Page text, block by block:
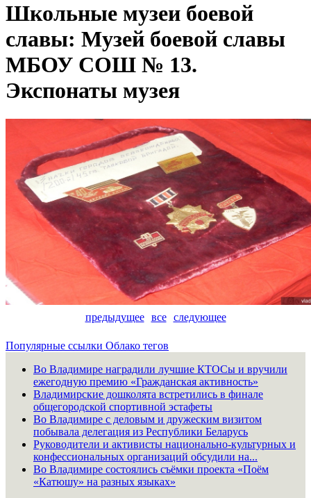
Школьные музеи боевой
славы: Музей боевой славы
МБОУ СОШ № 13.
Экспонаты музея
предыдущее все следующее
Популярные ссылки Облако тегов
Во Владимире наградили лучшие КТОСы и вручили
ежегодную премию «Гражданская активность»
Владимирские дошколята встретились в финале
общегородской спортивной эстафеты
Во Владимире с деловым и дружеским визитом
побывала делегация из Республики Беларусь
Руководители и активисты национально-культурных и
конфессиональных организаций обсудили на...
Во Владимире состоялись съёмки проекта «Поём
«Катюшу» на разных языках»